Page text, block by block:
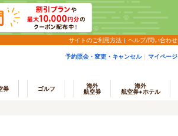
サイトのご利用方法 ヘルプ/問い合わせ
予約照会・変更・キャンセル マイページ
券 ゴルフ
海外
航空券
海外
航空券+ホテル